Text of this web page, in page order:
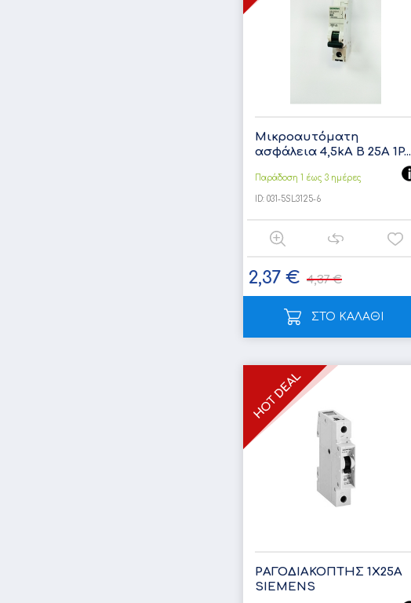
Μικροαυτόματη
ασφάλεια 4,5kA B 25A 1P...
Παράδοση 1 έως 3 ημέρες
ID:031-5SL3125-6
2,37 € 4,37 €
ΣΤΟ ΚΑΛΑΘΙ
ΡΑΓΟΔΙΑΚΟΠΤΗΣ 1Χ25Α
SIEMENS